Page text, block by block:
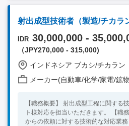
射出成型技術者（製造/チカラ
IDR 30,000,000 -
（JPY270,000 - 315,000)
インドネシア ブカシ/チカラン
メーカー(自動車/化学/家電/鉱
【職務概要】 射出成型工程に関する
ト様対応を担当いただきます。 【職
からの依頼に対する技術的な対応業